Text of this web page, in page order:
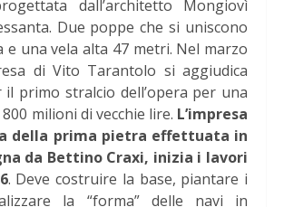
dall’architetto Mongiovì
Due poppe che si uniscono
e una vela alta 47 metri. Nel marzo
di Vito Tarantolo si aggiudica
il primo stralcio dell’opera per una
milioni di vecchie lire. L’impresa
della prima pietra effettuata in
da Bettino Craxi, inizia i lavori
. Deve costruire la base, piantare i
la “forma” delle navi in